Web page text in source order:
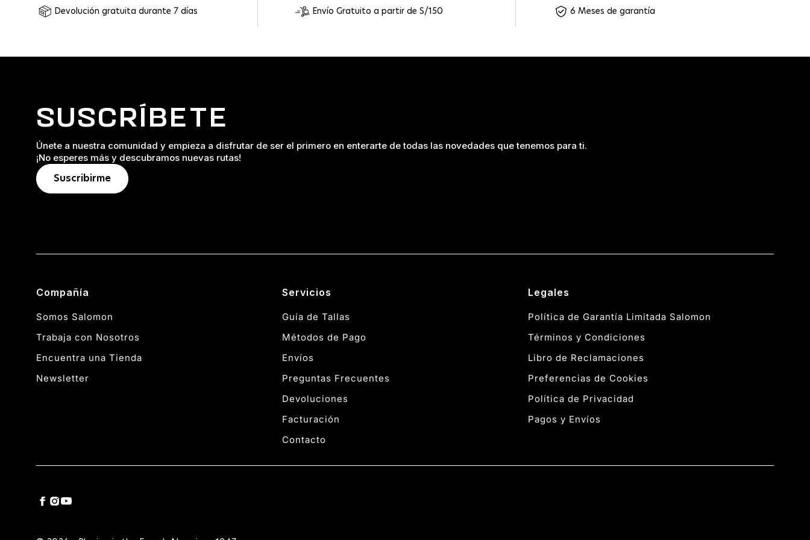
Devolución gratuita durante 7 días Envío Gratuito a partir de S/150 6 Meses de garantía
SUSCRÍBETE
Únete a nuestra comunidad y empieza a disfrutar de ser el primero en enterarte de todas las novedades que tenemos para ti.
¡No esperes más y descubramos nuevas rutas!
Suscribirme
Compañía
Somos Salomon
Trabaja con Nosotros
Encuentra una Tienda
Newsletter
Servicios
Guía de Tallas
Métodos de Pago
Envíos
Preguntas Frecuentes
Devoluciones
Facturación
Contacto
Legales
Política de Garantía Limitada Salomon
Términos y Condiciones
Libro de Reclamaciones
Preferencias de Cookies
Política de Privacidad
Pagos y Envíos